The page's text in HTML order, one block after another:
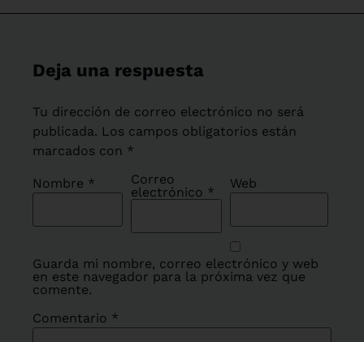
Deja una respuesta
Tu dirección de correo electrónico no será
publicada. Los campos obligatorios están
marcados con *
Nombre *
Correo
electrónico *
Web
Guarda mi nombre, correo electrónico y web
en este navegador para la próxima vez que
comente.
Comentario *